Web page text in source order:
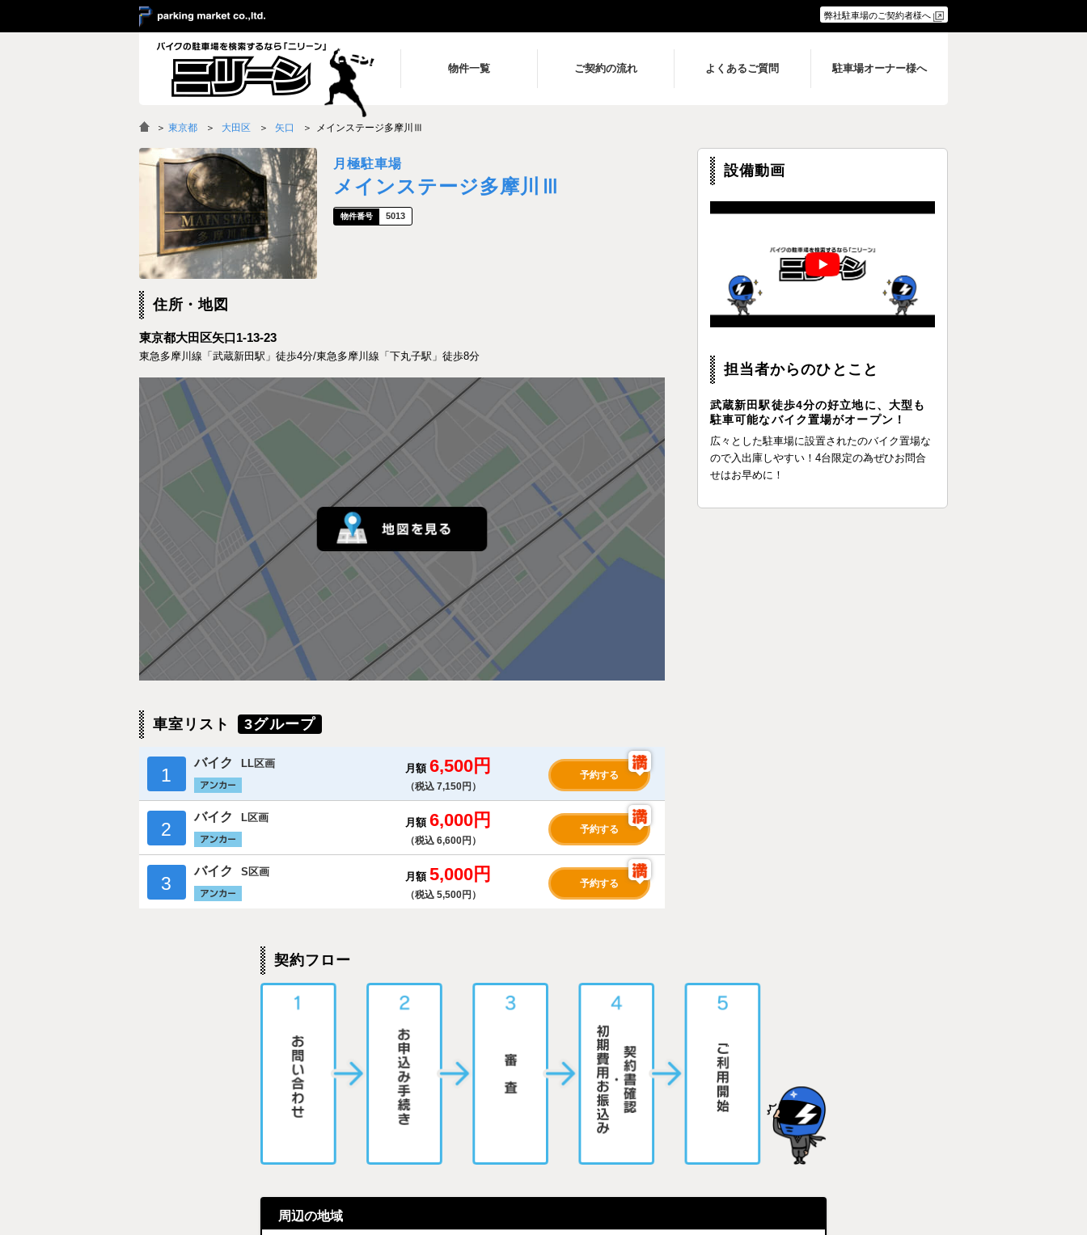
弊社駐車場のご契約者様へ
物件一覧 ご契約の流れ よくあるご質問 駐車場オーナー様へ
＞ 東京都 大田区 矢口 メインステージ多摩川Ⅲ
月極駐車場
メインステージ多摩川Ⅲ
5013
住所・地図
東京都大田区矢口1-13-23
東急多摩川線「武蔵新田駅」徒歩4分/東急多摩川線「下丸子駅」徒歩8分
車室リスト 3グループ
1
バイク LL区画 月額 6,500円
（税込 7,150円）
予約する
2
バイク L区画 月額 6,000円
（税込 6,600円）
予約する
3
バイク S区画 月額 5,000円
（税込 5,500円）
予約する
設備動画
担当者からのひとこと
武蔵新田駅徒歩4分の好立地に、大型も
駐車可能なバイク置場がオープン！
広々とした駐車場に設置されたのバイク置場な
ので入出庫しやすい！4台限定の為ぜひお問合
せはお早めに！
契約フロー
周辺の地域